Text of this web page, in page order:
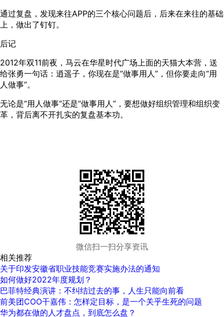
通过复盘，发现来往APP的三个核心问题后，后来在来往的基础
上，做出了钉钉。
后记
2012年双11前夜，马云在华星时代广场上面的天猫大本营，送
给张勇一句话：逍遥子，你现在是“做事用人”，但你要走向“用
人做事”。
无论是“用人做事”还是“做事用人”，要想做好组织管理和组织变
革，背后离不开扎实的复盘基本功。
微信扫一扫分享资讯
相关推荐
关于印发安徽省职业技能竞赛实施办法的通知
如何做好2022年度规划？
巴菲特经典演讲：不纠结过去的事，人生只能向前看
前美团COO干嘉伟：怎样定目标，是一个关乎生死的问题
华为都在做的人才盘点，到底怎么盘？